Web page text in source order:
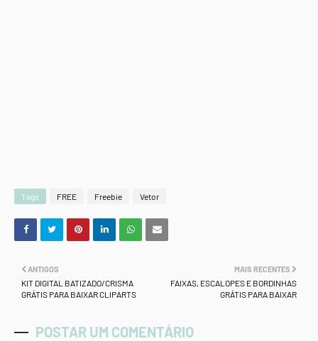
Tags FREE Freebie Vetor
MAIS RECENTES
FAIXAS, ESCALOPES E BORDINHAS
GRÁTIS PARA BAIXAR
ANTIGOS
KIT DIGITAL BATIZADO/CRISMA
GRÁTIS PARA BAIXAR CLIPARTS
POSTAR UM COMENTÁRIO